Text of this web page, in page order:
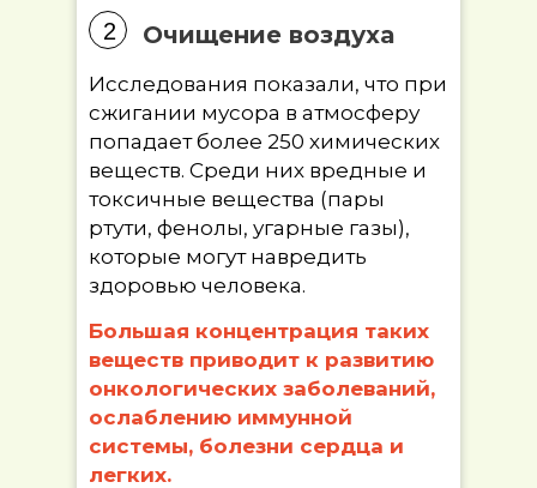
Исследования показали, что при
сжигании мусора в атмосферу
попадает более 250 химических
веществ. Среди них вредные и
токсичные вещества (пары
ртути, фенолы, угарные газы),
которые могут навредить
здоровью человека.
Очищение воздуха
Большая концентрация таких
веществ приводит к развитию
онкологических заболеваний,
ослаблению иммунной
системы, болезни сердца и
легких.
2